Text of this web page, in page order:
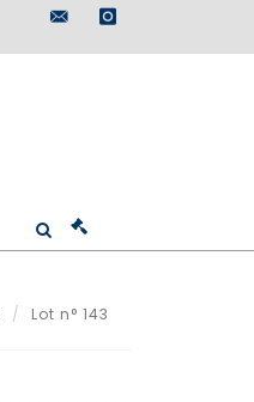
instagram
Lot n° 143